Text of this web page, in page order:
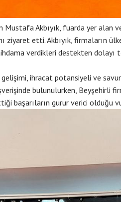
Mustafa Akbıyık, fuarda yer alan
ziyaret etti. Akbıyık, firmaların
verdikleri destekten dolayı
ihracat potansiyeli ve
bulunulurken, Beyşehirli
başarıların gurur verici olduğu